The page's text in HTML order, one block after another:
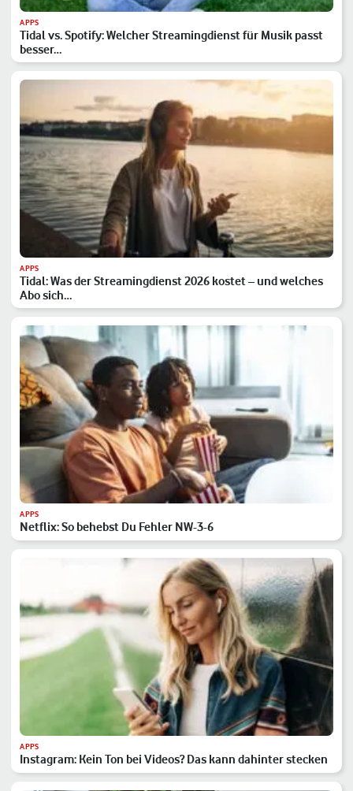
APPS
Tidal vs. Spotify: Welcher Streamingdienst für Musik passt
besser…
APPS
Tidal: Was der Streamingdienst 2026 kostet – und welches
Abo sich…
APPS
Netflix: So behebst Du Fehler NW-3-6
APPS
Instagram: Kein Ton bei Videos? Das kann dahinter stecken